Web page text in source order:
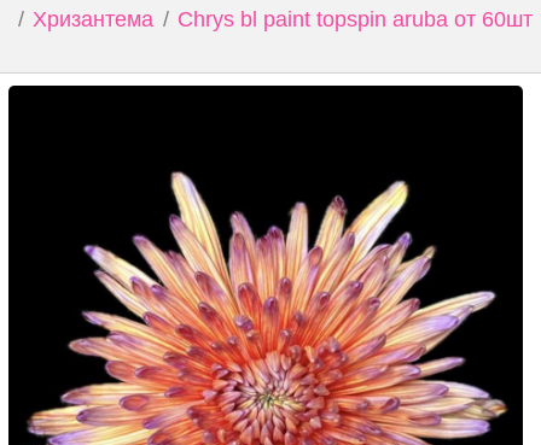
Хризантема
Chrys bl paint topspin aruba от 60шт